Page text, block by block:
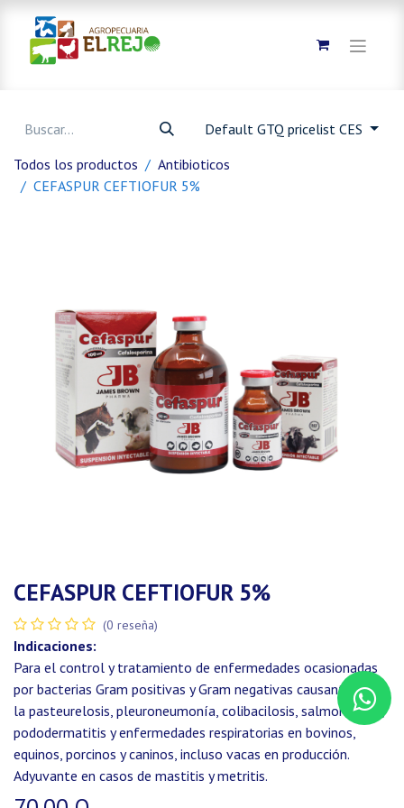
Default GTQ pricelist CES
Todos los productos
Antibioticos
CEFASPUR CEFTIOFUR 5%
CEFASPUR CEFTIOFUR 5%
(0 reseña)
Indicaciones:
Para el control y tratamiento de enfermedades ocasionadas
por bacterias Gram positivas y Gram negativas causantes de
la pasteurelosis, pleuroneumonía, colibacilosis, salmonelosis,
pododermatitis y enfermedades respiratorias en bovinos,
equinos, porcinos y caninos, incluso vacas en producción.
Adyuvante en casos de mastitis y metritis.